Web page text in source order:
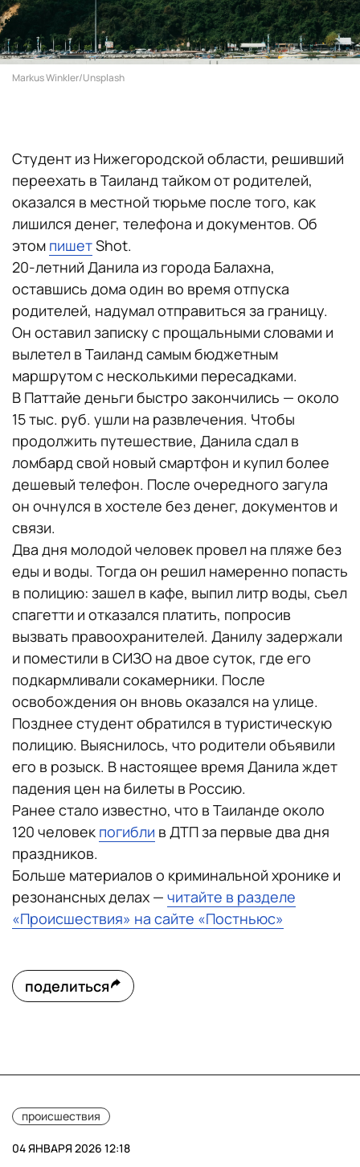
Markus Winkler/Unsplash
Студент из Нижегородской области, решивший
переехать в Таиланд тайком от родителей,
оказался в местной тюрьме после того, как
лишился денег, телефона и документов. Об
этом пишетShot.
20-летний Данила из города Балахна,
оставшись дома один во время отпуска
родителей, надумал отправиться за границу.
Он оставил записку с прощальными словами и
вылетел в Таиланд самым бюджетным
маршрутом с несколькими пересадками.
В Паттайе деньги быстро закончились — около
15 тыс. руб. ушли на развлечения. Чтобы
продолжить путешествие, Данила сдал в
ломбард свой новый смартфон и купил более
дешевый телефон. После очередного загула
он очнулся в хостеле без денег, документов и
связи.
Два дня молодой человек провел на пляже без
еды и воды. Тогда он решил намеренно попасть
в полицию: зашел в кафе, выпил литр воды, съел
спагетти и отказался платить, попросив
вызвать правоохранителей. Данилу задержали
и поместили в СИЗО на двое суток, где его
подкармливали сокамерники. После
освобождения он вновь оказался на улице.
Позднее студент обратился в туристическую
полицию. Выяснилось, что родители объявили
его в розыск. В настоящее время Данила ждет
падения цен на билеты в Россию.
Ранее стало известно, что в Таиланде около
120 человек погибли в ДТП за первые два дня
праздников.
Больше материалов о криминальной хронике и
резонансных делах — читайте в разделе
«Происшествия» на сайте «Постньюс»
поделиться
происшествия
04 ЯНВАРЯ 2026 12:18